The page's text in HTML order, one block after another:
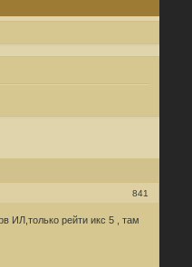
841
ИЛ,только рейти икс 5 , там